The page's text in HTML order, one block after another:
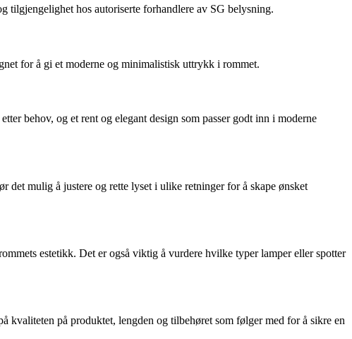
tilgjengelighet hos autoriserte forhandlere av SG belysning.
for å gi et moderne og minimalistisk uttrykk i rommet.
behov, og et rent og elegant design som passer godt inn i moderne
det mulig å justere og rette lyset i ulike retninger for å skape ønsket
estetikk. Det er også viktig å vurdere hvilke typer lamper eller spotter
på produktet, lengden og tilbehøret som følger med for å sikre en